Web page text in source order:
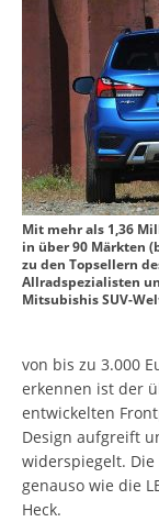
Mit mehr als 1,36
in über 90 Märkten
zu den Topsellern
Allradspezialisten
Mitsubishis SUV-
von bis zu 3.000
erkennen ist der
entwickelten
Design aufgreift
widerspiegelt.
genauso wie die
Heck.